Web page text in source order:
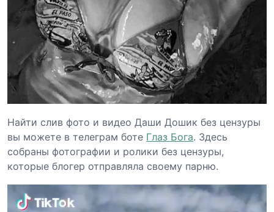
Найти слив фото и видео Даши Дошик без цензуры
вы можете в телеграм боте Глаз Бога. Здесь
собраны фотографии и ролики без цензуры,
которые блогер отправляла своему парню.